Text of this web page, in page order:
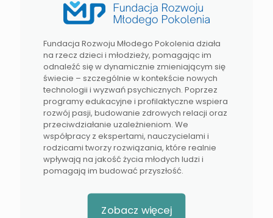
Fundacja Rozwoju Młodego Pokolenia działa
na rzecz dzieci i młodzieży, pomagając im
odnaleźć się w dynamicznie zmieniającym się
świecie – szczególnie w kontekście nowych
technologii i wyzwań psychicznych. Poprzez
programy edukacyjne i profilaktyczne wspiera
rozwój pasji, budowanie zdrowych relacji oraz
przeciwdziałanie uzależnieniom. We
współpracy z ekspertami, nauczycielami i
rodzicami tworzy rozwiązania, które realnie
wpływają na jakość życia młodych ludzi i
pomagają im budować przyszłość.
Zobacz więcej